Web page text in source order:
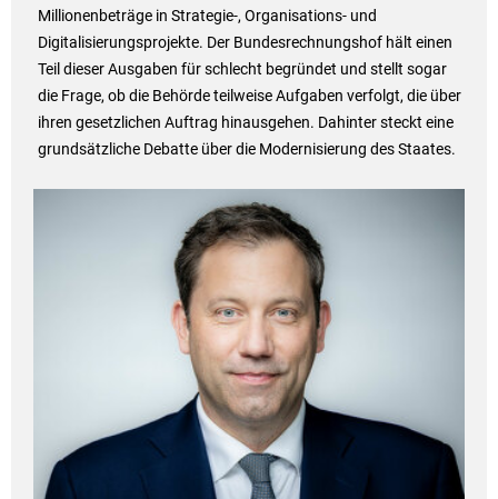
Millionenbeträge in Strategie-, Organisations- und
Digitalisierungsprojekte. Der Bundesrechnungshof hält einen
Teil dieser Ausgaben für schlecht begründet und stellt sogar
die Frage, ob die Behörde teilweise Aufgaben verfolgt, die über
ihren gesetzlichen Auftrag hinausgehen. Dahinter steckt eine
grundsätzliche Debatte über die Modernisierung des Staates.